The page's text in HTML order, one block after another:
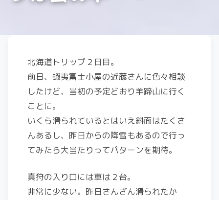
北海道トリップ２日目。
前日、蝦夷富士小屋の近藤さんに色々相談
したけど、当初の予定どおり羊蹄山に行く
ことに。
いくら滑られているとはいえ斜面はたくさ
んあるし、昨日からの降雪もあるので行っ
てみたら大当たりってパターンを期待。
真狩の入り口には車は２台。
非常に少ない。昨日さんざん滑られたか